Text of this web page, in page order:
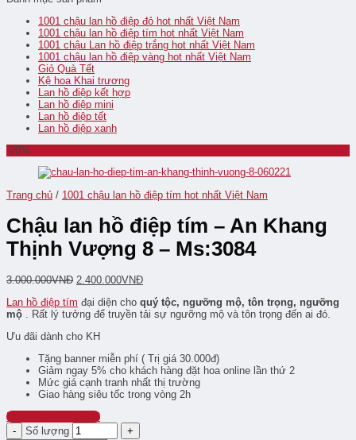
1001 chậu lan hồ điệp đỏ hot nhất Việt Nam
1001 chậu lan hồ điệp tím hot nhất Việt Nam
1001 chậu Lan hồ điệp trắng hot nhất Việt Nam
1001 chậu lan hồ điệp vàng hot nhất Việt Nam
Giỏ Quà Tết
Kệ hoa Khai trương
Lan hồ điệp kết hợp
Lan hồ điệp mini
Lan hồ điệp tết
Lan hồ điệp xanh
-20%
Trang chủ / 1001 chậu lan hồ điệp tím hot nhất Việt Nam
Chậu lan hồ điệp tím – An Khang
Thịnh Vượng 8 – Ms:3084
3.000.000VNĐ 2.400.000VNĐ
Lan hồ điệp tím đại diện cho quý tộc, ngưỡng mộ, tôn trọng, ngưỡng
mộ . Rất lý tưởng để truyền tải sự ngưỡng mộ và tôn trọng đến ai đó.
Ưu đãi dành cho KH
Tặng banner miễn phí ( Trị giá 30.000đ)
Giảm ngay 5% cho khách hàng đặt hoa online lần thứ 2
Mức giá cạnh tranh nhất thị trường
Giao hàng siêu tốc trong vòng 2h
Hotline: 0939516933
Số lượng